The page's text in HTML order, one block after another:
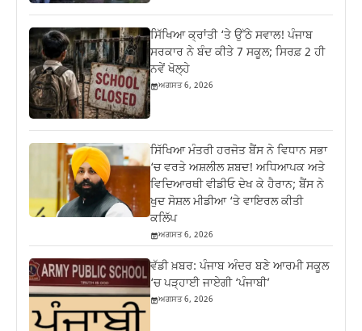
ਸਿੱਖਿਆ ਕ੍ਰਾਂਤੀ ‘ਤੇ ਉੱਠੇ ਸਵਾਲ! ਪੰਜਾਬ
ਸਰਕਾਰ ਨੇ ਬੰਦ ਕੀਤੇ 7 ਸਕੂਲ; ਸਿਰਫ਼ 2 ਹੀ
ਨਵੇਂ ਖੋਲ੍ਹੇ
ਅਗਸਤ 6, 2026
ਸਿੱਖਿਆ ਮੰਤਰੀ ਹਰਜੋਤ ਬੈਂਸ ਨੇ ਵਿਧਾਨ ਸਭਾ
‘ਚ ਵਰਤੇ ਅਸ਼ਲੀਲ ਸ਼ਬਦ! ਅਧਿਆਪਕ ਅਤੇ
ਵਿਦਿਆਰਥੀ ਵੀਡੀਓ ਦੇਖ ਕੇ ਹੈਰਾਨ; ਬੈਂਸ ਨੇ
ਖੁਦ ਸੋਸ਼ਲ ਮੀਡੀਆ ‘ਤੇ ਵਾਇਰਲ ਕੀਤੀ
ਕਲਿੱਪ
ਅਗਸਤ 6, 2026
ਵੱਡੀ ਖ਼ਬਰ: ਪੰਜਾਬ ਅੰਦਰ ਬਣੇ ਆਰਮੀ ਸਕੂਲ
‘ਚ ਪੜ੍ਹਾਈ ਜਾਏਗੀ ‘ਪੰਜਾਬੀ’
ਅਗਸਤ 6, 2026